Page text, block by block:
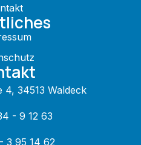
4, 34513 Waldeck
- 9 12 63
3 95 14 62